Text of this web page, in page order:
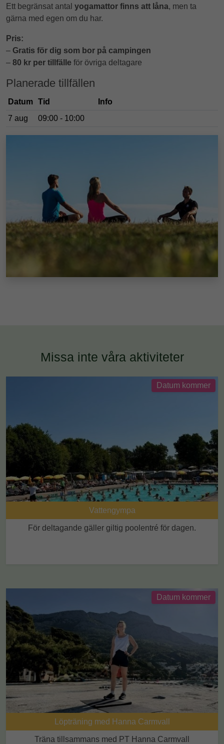
Ett begränsat antal yogamattor finns att låna, men ta
gärna med egen om du har.
Pris:
– Gratis för dig som bor på campingen
– 80 kr per tillfälle för övriga deltagare
Planerade tillfällen
Datum Tid
Info
7 aug
09:00 - 10:00
Missa inte våra aktiviteter
Datum kommer
Vattengympa
För deltagande gäller giltig poolentré för dagen.
Datum kommer
Löpträning med Hanna Carmvall
Träna tillsammans med PT Hanna Carmvall